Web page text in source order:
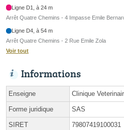
Ligne D1, à 24 m
Arrêt Quatre Chemins - 4 Impasse Emile
Ligne D4, à 54 m
Arrêt Quatre Chemins - 2 Rue Emile Zola
Voir tout
Informations
Enseigne Clinique
Forme juridique SAS
SIRET 79807419100031